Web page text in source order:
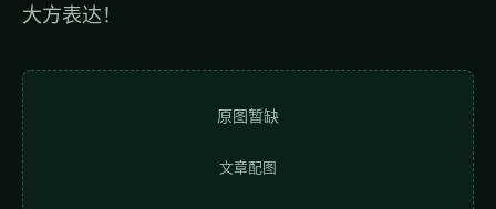
大方表达！
原图暂缺
文章配图